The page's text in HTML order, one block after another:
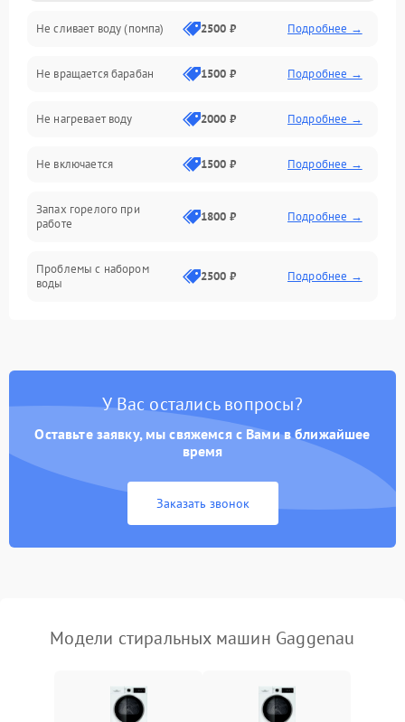
Водоснабжение
Слив
Программное обеспечение
Не сливает воду (помпа) 2500 ₽ Подробнее →
Не вращается барабан 1500 ₽ Подробнее →
Не нагревает воду 2000 ₽ Подробнее →
Не включается 1500 ₽ Подробнее →
Запах горелого при
работе
1800 ₽ Подробнее →
Проблемы с набором
воды
2500 ₽ Подробнее →
Замена платы управления 2200 ₽ Подробнее →
У Вас остались вопросы?
Оставьте заявку, мы свяжемся с Вами в ближайшее
время
Заказать звонок
Модели стиральных машин Gaggenau